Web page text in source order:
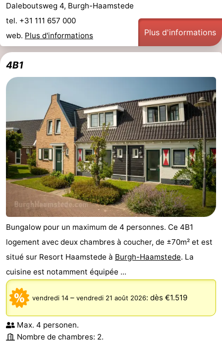
Daleboutsweg 4, Burgh-Haamstede
tel. +31 111 657 000
web. Plus d'informations Plus d'informations
4B1
Bungalow pour un maximum de 4 personnes. Ce 4B1
logement avec deux chambres à coucher, de ±70m² et est
situé sur Resort Haamstede à Burgh-Haamstede. La
cuisine est notamment équipée ...
vendredi 14 – vendredi 21 août 2026: dès €1.519
Max. 4 personen.
Nombre de chambres: 2.